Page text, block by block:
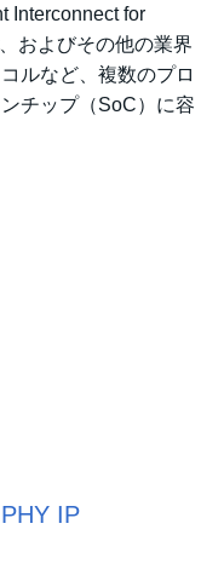
Interconnect for
およびその他の業界
ルなど、複数のプロ
チップ（SoC）に容
IP